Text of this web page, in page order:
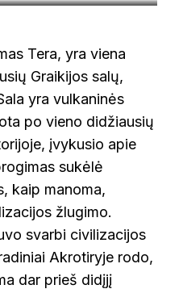
Tera, yra viena
Graikijos salų,
yra vulkaninės
po vieno didžiausių
įvykusio apie
sukėlė
kaip manoma,
žlugimo.
svarbi civilizacijos
Akrotiryje rodo,
dar prieš didįjį